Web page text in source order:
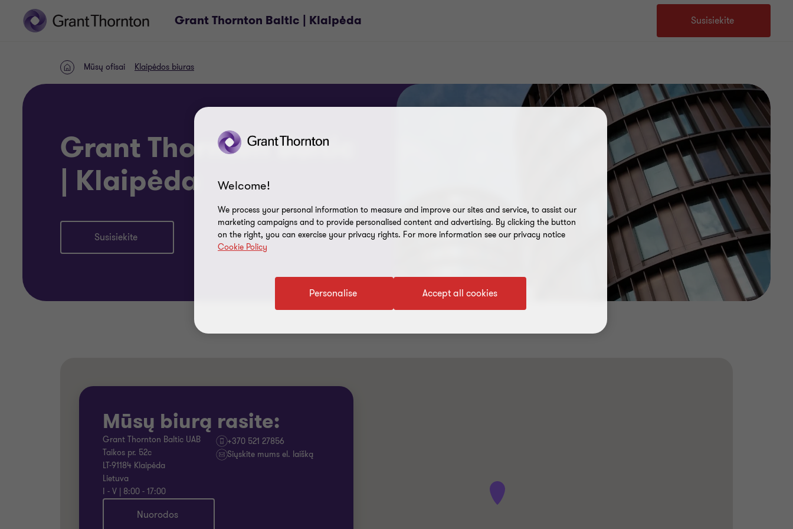
Grant Thornton Baltic | Klaipėda Susisiekite
PAGRINDINIS
PUSLAPIS
Mūsų ofisai Klaipėdos biuras
Grant Thornton Baltic
| Klaipėda
Susisiekite
Mūsų biurą rasite:
Grant Thornton Baltic UAB
Taikos pr. 52c
LT-91184 Klaipėda
Lietuva
I - V | 8:00 - 17:00
+370 521 27856
Siųskite mums el. laišką
Nuorodos
Welcome!
We process your personal information to measure and improve our sites and service, to assist our
marketing campaigns and to provide personalised content and advertising. By clicking the button
on the right, you can exercise your privacy rights. For more information see our privacy notice
Cookie Policy
Accept all cookies
Personalise